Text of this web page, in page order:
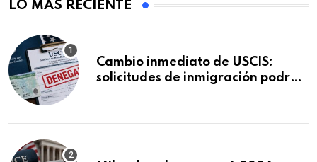
LO MÁS RECIENTE
Cambio inmediato de USCIS:
solicitudes de inmigración podrán